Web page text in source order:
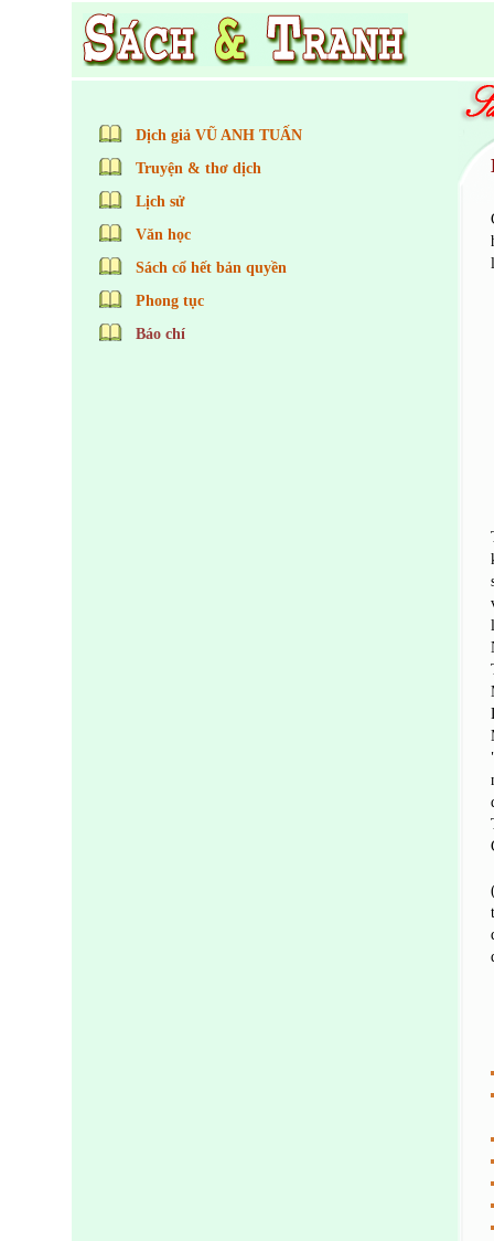
Dịch giả VŨ ANH TUẤN
Truyện & thơ dịch
Lịch sử
Văn học
Sách cổ hết bản quyền
Phong tục
Báo chí